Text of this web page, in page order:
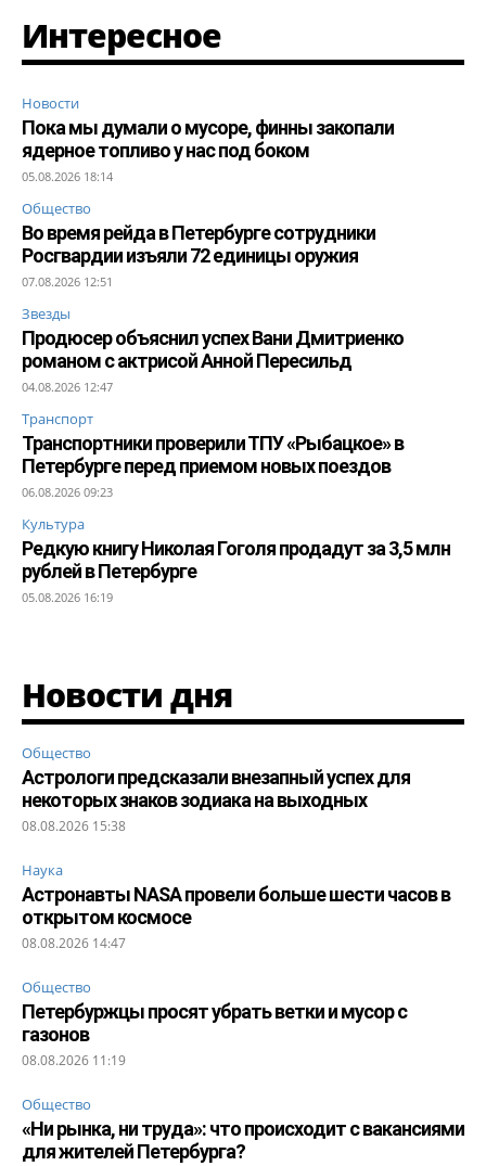
Интересное
Новости
Пока мы думали о мусоре, финны закопали
ядерное топливо у нас под боком
05.08.2026 18:14
Общество
Во время рейда в Петербурге сотрудники
Росгвардии изъяли 72 единицы оружия
07.08.2026 12:51
Звезды
Продюсер объяснил успех Вани Дмитриенко
романом с актрисой Анной Пересильд
04.08.2026 12:47
Транспорт
Транспортники проверили ТПУ «Рыбацкое» в
Петербурге перед приемом новых поездов
06.08.2026 09:23
Культура
Редкую книгу Николая Гоголя продадут за 3,5 млн
рублей в Петербурге
05.08.2026 16:19
Новости дня
Общество
Астрологи предсказали внезапный успех для
некоторых знаков зодиака на выходных
08.08.2026 15:38
Наука
Астронавты NASA провели больше шести часов в
открытом космосе
08.08.2026 14:47
Общество
Петербуржцы просят убрать ветки и мусор с
газонов
08.08.2026 11:19
Общество
«Ни рынка, ни труда»: что происходит с вакансиями
для жителей Петербурга?